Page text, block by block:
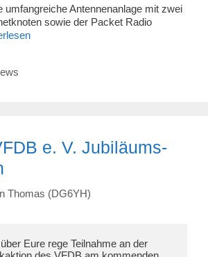
umfangreiche Antennenanlage mit zwei
sowie der Packet Radio
e. V. Jubiläums-
Thomas (DG6YH)
Eure rege Teilnahme an der